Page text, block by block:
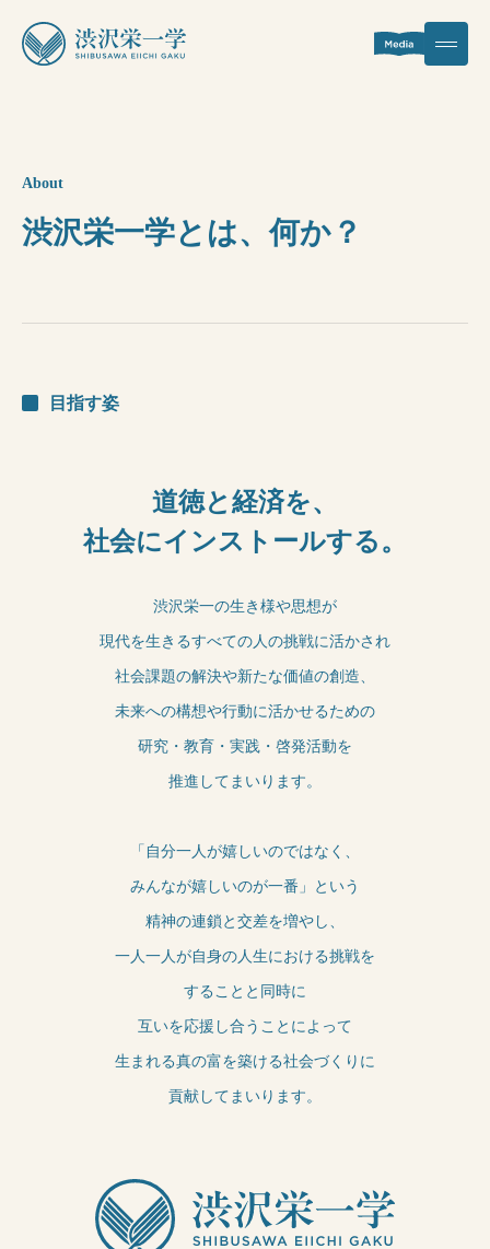
事業内容
プロジェクト一覧
About
渋沢栄一学とは、何か？
目指す姿
道徳と経済を、
社会にインストールする。
渋沢栄一の生き様や思想が
現代を生きるすべての人の挑戦に活かされ
社会課題の解決や新たな価値の創造、
未来への構想や行動に活かせるための
研究・教育・実践・啓発活動を
推進してまいります。
「自分一人が嬉しいのではなく、
みんなが嬉しいのが一番」という
精神の連鎖と交差を増やし、
一人一人が自身の人生における挑戦を
することと同時に
互いを応援し合うことによって
生まれる真の富を築ける社会づくりに
貢献してまいります。